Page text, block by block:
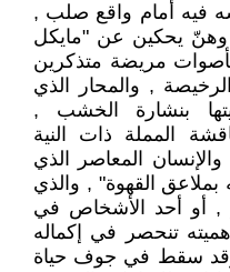
فيه أمام واقع صلب ,
وهنّ يحكين عن "مايكل
مريضة متذكرين
, والمحار الذي
بنشارة الخشب ,
المملة ذات النية
المعاصر الذي
القهوة" , والذي
, أو أحد الأشخاص في
تنحصر في إكماله
وقد سقط في جوف حياة